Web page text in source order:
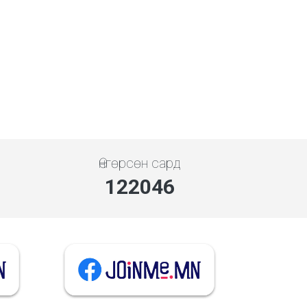
Өнгөрсөн сард
140822